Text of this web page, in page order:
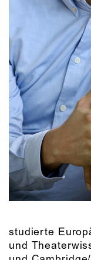
studierte
und